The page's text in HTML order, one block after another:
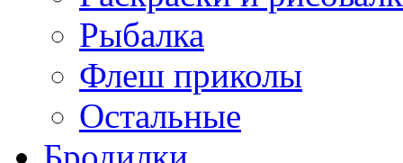
Рыбалка
Флеш приколы
Остальные